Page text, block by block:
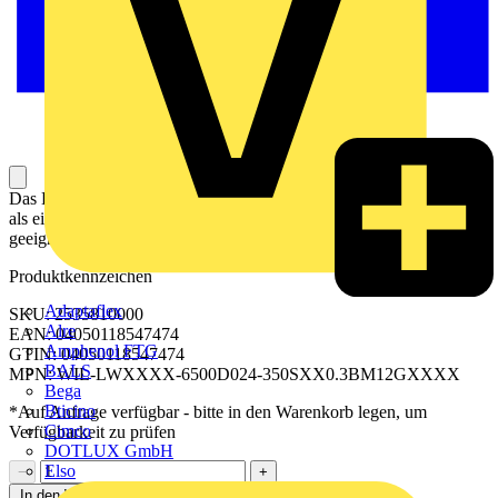
Adaptaflex
Alre
Amphenol FTG
BALS
Bega
Bticino
Cimco
DOTLUX GmbH
Elso
Das LED-Modul hat eine höhere Energieeffizienz und Lebensdauer
als eine Leuchtstofflampe und ist für harte Umgebungsbedingungen
geeignet (Schock und Vibration, breiter Temperaturbereich).
Produktkennzeichen
SKU: 2535810000
EAN: 04050118547474
GTIN: 04050118547474
MPN: WIL-LWXXXX-6500D024-350SXX0.3BM12GXXXX
*Auf Anfrage verfügbar - bitte in den Warenkorb legen, um
Verfügbarkeit zu prüfen
−
+